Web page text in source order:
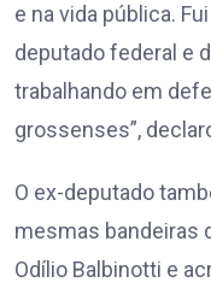
e na vida pública.
deputado federal e
trabalhando em
grossenses”,
O ex-deputado
mesmas bandeiras
Odílio Balbinotti e